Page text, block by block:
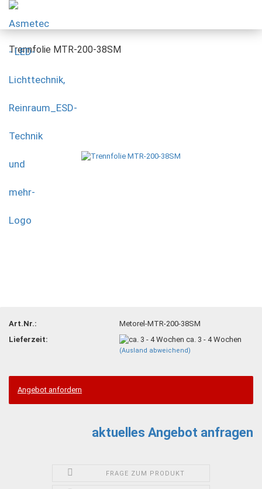
Trennfolie MTR-200-38SM
Art.Nr.:
Metorel-MTR-200-38SM
Lieferzeit:
ca. 3 - 4 Wochen
(Ausland abweichend)
Angebot anfordern
aktuelles Angebot anfragen
FRAGE ZUM PRODUKT